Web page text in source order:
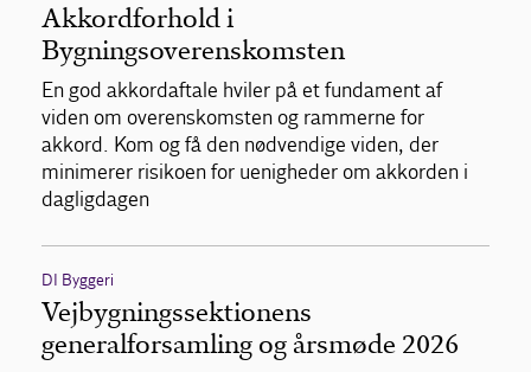
Akkordforhold i
Bygningsoverenskomsten
En god akkordaftale hviler på et fundament af
viden om overenskomsten og rammerne for
akkord. Kom og få den nødvendige viden, der
minimerer risikoen for uenigheder om akkorden i
dagligdagen
DI Byggeri
Vejbygningssektionens
generalforsamling og årsmøde 2026